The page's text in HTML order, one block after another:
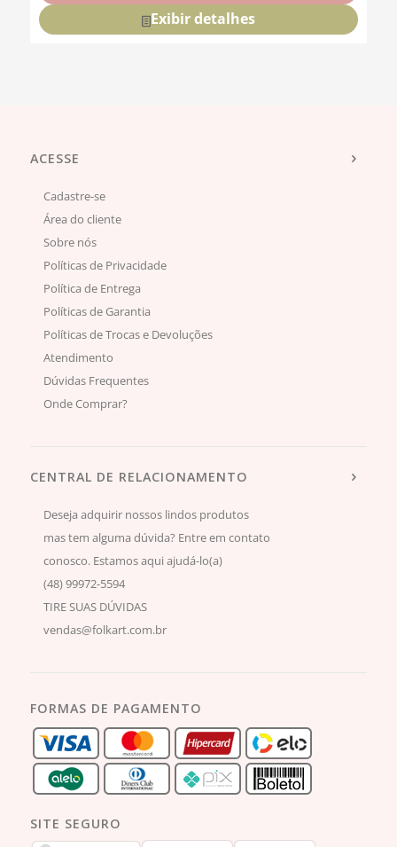
Exibir detalhes
ACESSE
Cadastre-se
Área do cliente
Sobre nós
Políticas de Privacidade
Política de Entrega
Políticas de Garantia
Políticas de Trocas e Devoluções
Atendimento
Dúvidas Frequentes
Onde Comprar?
CENTRAL DE RELACIONAMENTO
Deseja adquirir nossos lindos produtos
mas tem alguma dúvida? Entre em contato
conosco. Estamos aqui ajudá-lo(a)
(48) 99972-5594
TIRE SUAS DÚVIDAS
vendas@folkart.com.br
FORMAS DE PAGAMENTO
SITE SEGURO